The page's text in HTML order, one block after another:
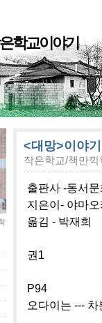
학교이야기
<대망>이야
작은학교/책만끽
출판사 -동서
지은이- 야마
옮김 - 박재희
권1
P94
오다이는 ---